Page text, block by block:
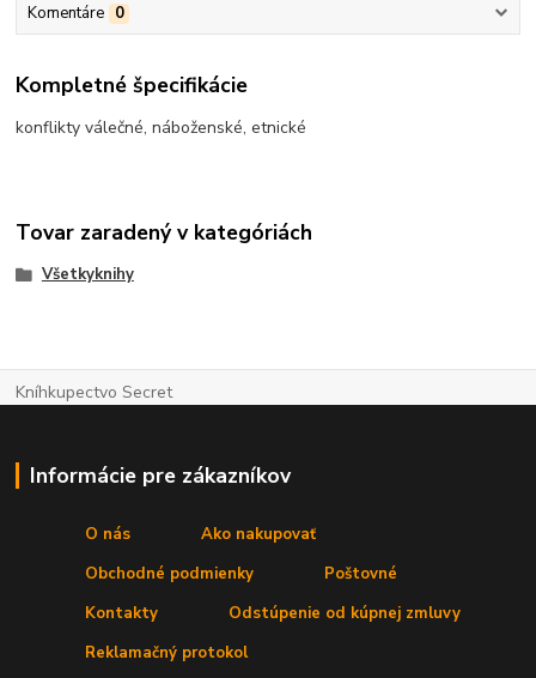
Komentáre 0
Kompletné špecifikácie
konflikty válečné, náboženské, etnické
Tovar zaradený v kategóriách
Všetkyknihy
Kníhkupectvo Secret
Informácie pre zákazníkov
O nás
Ako nakupovať
Obchodné podmienky
Poštovné
Kontakty
Odstúpenie od kúpnej zmluvy
Reklamačný protokol